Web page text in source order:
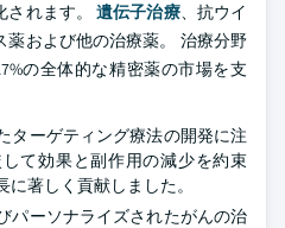
されます。遺伝子治療、抗ウイ
薬および他の治療薬。 治療分野
の全体的な精密薬の市場を支
ターゲティング療法の開発に注
て効果と副作用の減少を約束
著しく貢献しました。
パーソナライズされたがんの治